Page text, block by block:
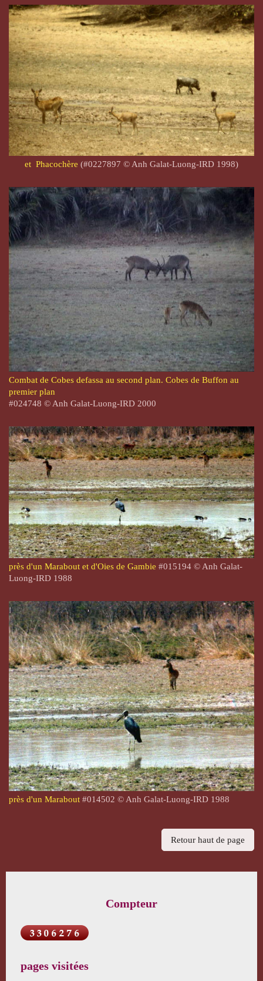
et Phacochère (#0227897 © Anh Galat-Luong-IRD 1998)
Combat de Cobes defassa au second plan. Cobes de Buffon au
premier plan
#024748 © Anh Galat-Luong-IRD 2000
près d'un Marabout et d'Oies de Gambie #015194 © Anh Galat-
Luong-IRD 1988
près d'un Marabout #014502 © Anh Galat-Luong-IRD 1988
Retour haut de page
Compteur
pages visitées